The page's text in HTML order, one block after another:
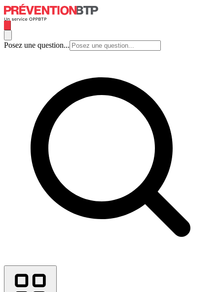
Posez une question...